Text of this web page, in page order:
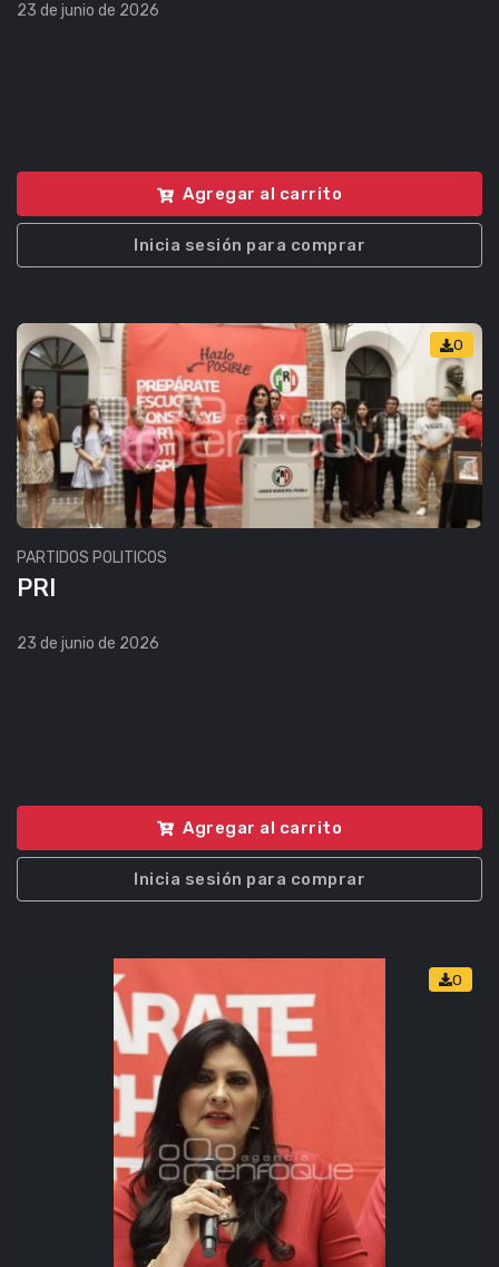
23 de junio de 2026
Agregar al carrito
Inicia sesión para comprar
0
PARTIDOS POLITICOS
PRI
23 de junio de 2026
Agregar al carrito
Inicia sesión para comprar
0